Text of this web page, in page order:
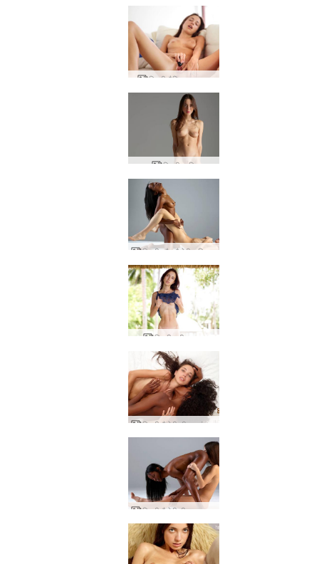
किकी मैजिक मसाजर
किकी कवि
किकी और वैलेरी भूमिका निभा रहे हैं
किकी ट्री हाउस
किकी वैलेरी तीव्र अंतरजातीय
किकी वैलेरी वीनस महिला